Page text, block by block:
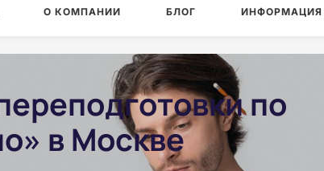
О КОМПАНИИ БЛОГ ИНФОРМАЦИЯ
по
в Москве